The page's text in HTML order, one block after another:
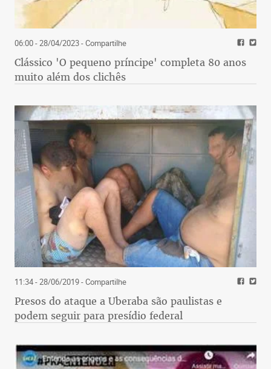
06:00 - 28/04/2023- Compartilhe
Clássico 'O pequeno príncipe' completa 80 anos
muito além dos clichês
11:34 - 28/06/2019- Compartilhe
Presos do ataque a Uberaba são paulistas e
podem seguir para presídio federal